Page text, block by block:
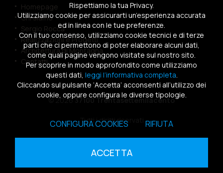
Homepage
Chi siamo
Sergio Rocca
Realizzazioni e Progetti
Architettura di Montagna
Contatti
© 202637100 Trentasettemilacento
Tutti i diritti riservati
Sitemap|Privacy Policy|Cookies Policy
Rispettiamo la tua Privacy.
Utilizziamo cookie per assicurarti un’esperienza accurata
ed in linea con le tue preferenze.
Con il tuo consenso, utilizziamo cookie tecnici e di terze
parti che ci permettono di poter elaborare alcuni dati,
come quali pagine vengono visitate sul nostro sito.
Per scoprire in modo approfondito come utilizziamo
questi dati, leggi l’informativa completa.
Cliccando sul pulsante ‘Accetta’ acconsenti all’utilizzo dei
cookie, oppure configura le diverse tipologie.
CONFIGURA COOKIES RIFIUTA
ACCETTA